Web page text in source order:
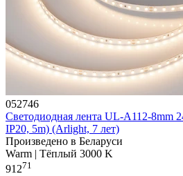
052746
Светодиодная лента UL-A112-8mm
IP20, 5m) (Arlight, 7 лет)
Произведено в Беларуси
Warm | Тёплый 3000 K
91271